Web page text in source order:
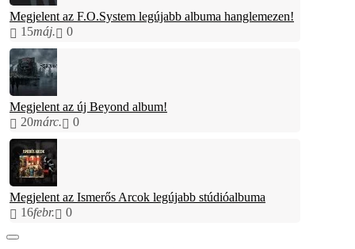
Megjelent az F.O.System legújabb albuma hanglemezen!
15máj. 0
Megjelent az új Beyond album!
20márc. 0
Megjelent az Ismerős Arcok legújabb stúdióalbuma
16febr. 0